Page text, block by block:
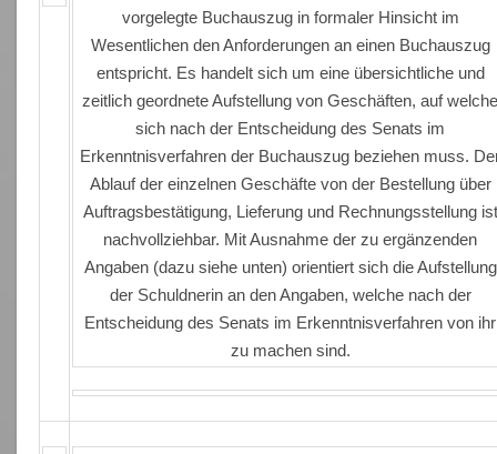
vorgelegte Buchauszug in formaler Hinsicht im
Wesentlichen den Anforderungen an einen Buchauszug
entspricht. Es handelt sich um eine übersichtliche und
zeitlich geordnete Aufstellung von Geschäften, auf
sich nach der Entscheidung des Senats im
Erkenntnisverfahren der Buchauszug beziehen muss.
Ablauf der einzelnen Geschäfte von der Bestellung über
Auftragsbestätigung, Lieferung und Rechnungsstellung ist
nachvollziehbar. Mit Ausnahme der zu ergänzenden
Angaben (dazu siehe unten) orientiert sich die Aufstellung
der Schuldnerin an den Angaben, welche nach der
Entscheidung des Senats im Erkenntnisverfahren von ihr
zu machen sind.